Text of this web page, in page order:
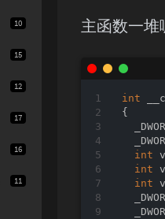
10
15
12
17
16
11
主函数一
int
{
int
int
int